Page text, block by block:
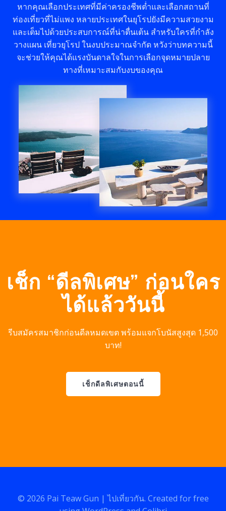
หากคุณเลือกประเทศที่มีค่าครองชีพต่ำและเลือกสถานที่
ท่องเที่ยวที่ไม่แพง หลายประเทศในยุโรปยังมีความสวยงาม
และเต็มไปด้วยประสบการณ์ที่น่าตื่นเต้น สำหรับใครที่กำลัง
วางแผน เที่ยวยุโรป ในงบประมาณจำกัด หวังว่าบทความนี้
จะช่วยให้คุณได้แรงบันดาลใจในการเลือกจุดหมายปลาย
ทางที่เหมาะสมกับงบของคุณ
เช็ก “ดีลพิเศษ” ก่อนใคร
ได้แล้ววันนี้
รีบสมัครสมาชิกก่อนดีลหมดเขต พร้อมแจกโบนัสสูงสุด 1,500
บาท!
เช็กดีลพิเศษตอนนี้
© 2026 Pai Teaw Gun | ไปเที่ยวกัน. Created for free